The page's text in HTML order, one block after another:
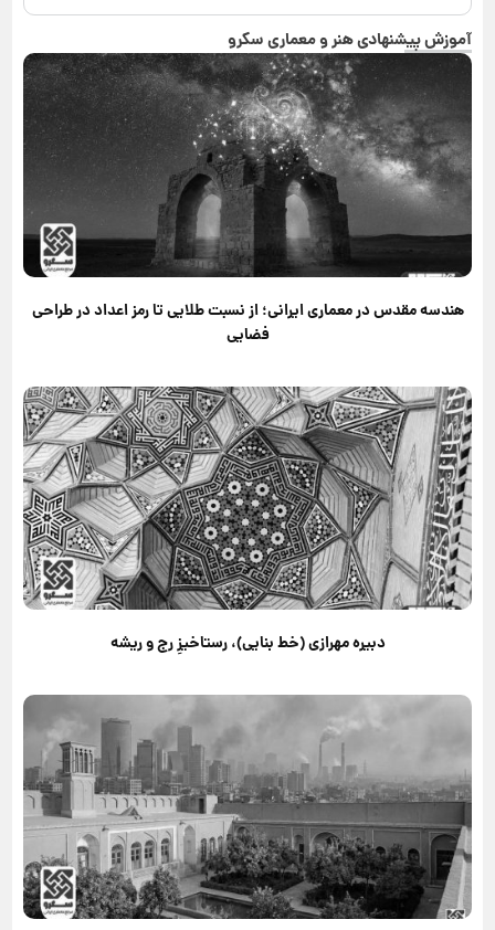
آموزش پیشنهادی هنر و معماری سکرو
هندسه مقدس در معماری ایرانی؛ از نسبت طلایی تا رمز اعداد در طراحی
فضایی
دبیره مهرازی (خط بنایی)، رستاخیزِ رج و ریشه